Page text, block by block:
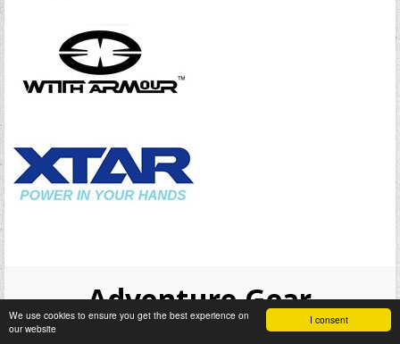
I consent
We use cookies to ensure you get the best experience on
our website
Adventure Gear